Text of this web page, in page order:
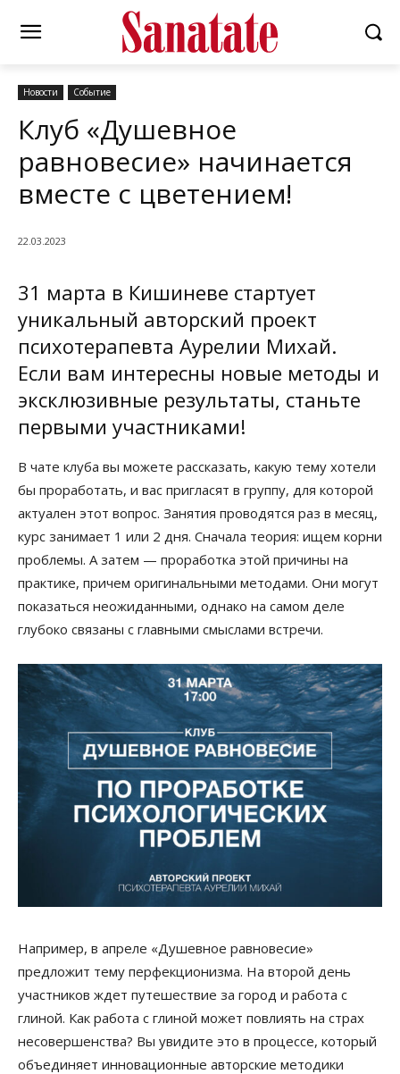
Новости Событие
Клуб «Душевное
равновесие» начинается
вместе с цветением!
22.03.2023
31 марта в Кишиневе стартует
уникальный авторский проект
психотерапевта Аурелии Михай.
Если вам интересны новые методы и
эксклюзивные результаты, станьте
первыми участниками!
В чате клуба вы можете рассказать, какую тему хотели
бы проработать, и вас пригласят в группу, для которой
актуален этот вопрос. Занятия проводятся раз в месяц,
курс занимает 1 или 2 дня. Сначала теория: ищем корни
проблемы. А затем — проработка этой причины на
практике, причем оригинальными методами. Они могут
показаться неожиданными, однако на самом деле
глубоко связаны с главными смыслами встречи.
Например, в апреле «Душевное равновесие»
предложит тему перфекционизма. На второй день
участников ждет путешествие за город и работа с
глиной. Как работа с глиной может повлиять на страх
несовершенства? Вы увидите это в процессе, который
объединяет инновационные авторские методики